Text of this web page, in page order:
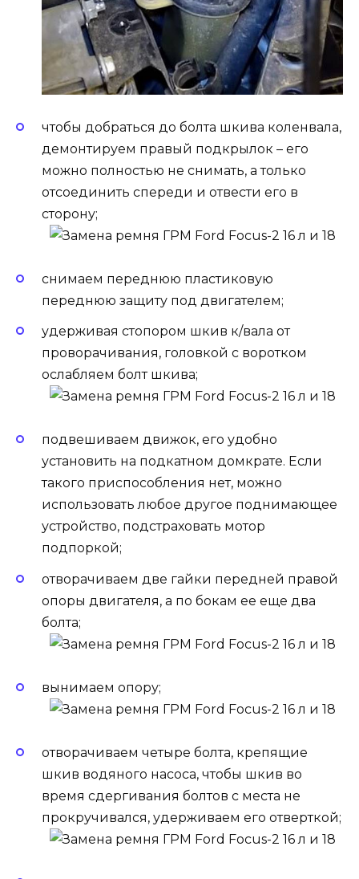
чтобы добраться до болта шкива коленвала,
демонтируем правый подкрылок – его
можно полностью не снимать, а только
отсоединить спереди и отвести его в
сторону;
снимаем переднюю пластиковую
переднюю защиту под двигателем;
удерживая стопором шкив к/вала от
проворачивания, головкой с воротком
ослабляем болт шкива;
подвешиваем движок, его удобно
установить на подкатном домкрате. Если
такого приспособления нет, можно
использовать любое другое поднимающее
устройство, подстраховать мотор
подпоркой;
отворачиваем две гайки передней правой
опоры двигателя, а по бокам ее еще два
болта;
вынимаем опору;
отворачиваем четыре болта, крепящие
шкив водяного насоса, чтобы шкив во
время сдергивания болтов с места не
прокручивался, удерживаем его отверткой;